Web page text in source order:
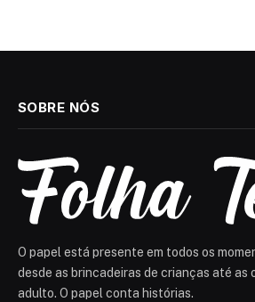
SOBRE NÓS
O papel está presente em todos os
desde as brincadeiras de crianças até as
adulto. O papel conta histórias.